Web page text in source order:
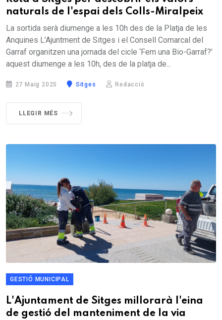
naturals de l'espai dels Colls-Miralpeix
La sortida serà diumenge a les 10h des de la Platja de les
Anquines L’Ajuntment de Sitges i el Consell Comarcal del
Garraf organitzen una jornada del cicle ‘Fem una Bio-Garraf?’
aquest diumenge a les 10h, des de la platja de...
27 Maig 2025 Sitges Redacció
LLEGIR MÉS
GESTIÓ MUNICIPAL
L'Ajuntament de Sitges millorarà l'eina
de gestió del manteniment de la via